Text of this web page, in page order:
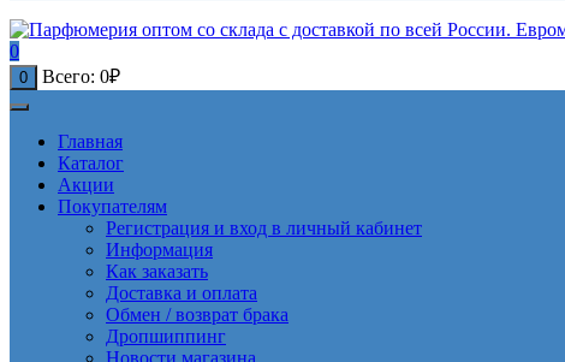
0
0 Всего: 0₽
Главная
Каталог
Акции
Покупателям
Регистрация и вход в личный кабинет
Информация
Как заказать
Доставка и оплата
Обмен / возврат брака
Дропшиппинг
Новости магазина